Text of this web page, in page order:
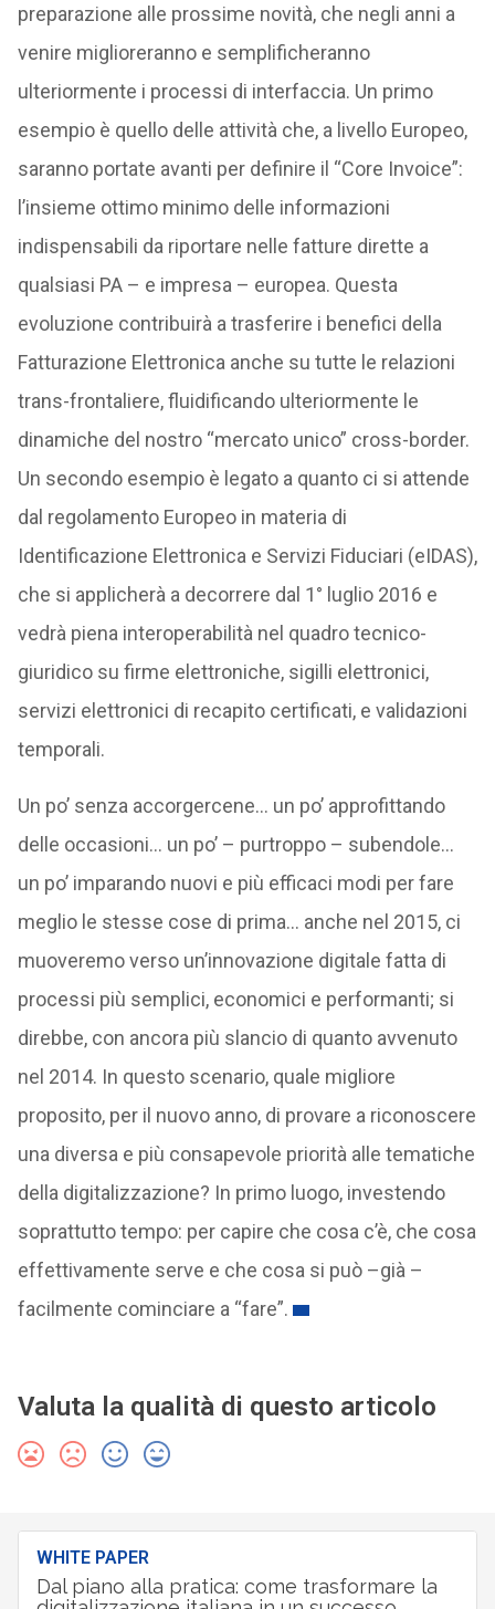
preparazione alle prossime novità, che negli anni a
venire miglioreranno e semplificheranno
ulteriormente i processi di interfaccia. Un primo
esempio è quello delle attività che, a livello Europeo,
saranno portate avanti per definire il “Core Invoice”:
l’insieme ottimo minimo delle informazioni
indispensabili da riportare nelle fatture dirette a
qualsiasi PA – e impresa – europea. Questa
evoluzione contribuirà a trasferire i benefici della
Fatturazione Elettronica anche su tutte le relazioni
trans-frontaliere, fluidificando ulteriormente le
dinamiche del nostro “mercato unico” cross-border.
Un secondo esempio è legato a quanto ci si attende
dal regolamento Europeo in materia di
Identificazione Elettronica e Servizi Fiduciari (eIDAS),
che si applicherà a decorrere dal 1° luglio 2016 e
vedrà piena interoperabilità nel quadro tecnico-
giuridico su firme elettroniche, sigilli elettronici,
servizi elettronici di recapito certificati, e validazioni
temporali.
Un po’ senza accorgercene… un po’ approfittando
delle occasioni… un po’ – purtroppo – subendole…
un po’ imparando nuovi e più efficaci modi per fare
meglio le stesse cose di prima… anche nel 2015, ci
muoveremo verso un’innovazione digitale fatta di
processi più semplici, economici e performanti; si
direbbe, con ancora più slancio di quanto avvenuto
nel 2014. In questo scenario, quale migliore
proposito, per il nuovo anno, di provare a riconoscere
una diversa e più consapevole priorità alle tematiche
della digitalizzazione? In primo luogo, investendo
soprattutto tempo: per capire che cosa c’è, che cosa
effettivamente serve e che cosa si può –già –
facilmente cominciare a “fare”.
Valuta la qualità di questo articolo
WHITE PAPER
Dal piano alla pratica: come trasformare la